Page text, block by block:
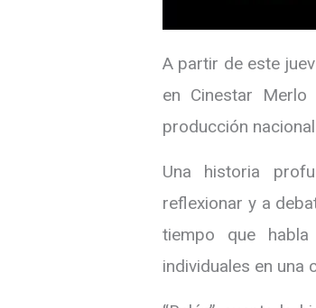
A partir de este
en Cinestar Merlo
producción
Una historia
reflexionar y a
tiempo que
individuales en una